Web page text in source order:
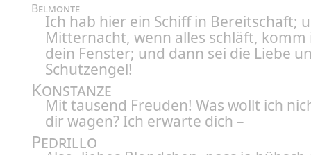
Belmonte
Ich hab hier ein Schiff in Bereitschaft;
Mitternacht, wenn alles schläft, komm
dein Fenster; und dann sei die Liebe
Schutzengel!
Konstanze
Mit tausend Freuden! Was wollt ich
dir wagen? Ich erwarte dich –
Pedrillo